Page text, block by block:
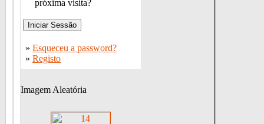
próxima visita?
» Esqueceu a password?
» Registo
Imagem Aleatória